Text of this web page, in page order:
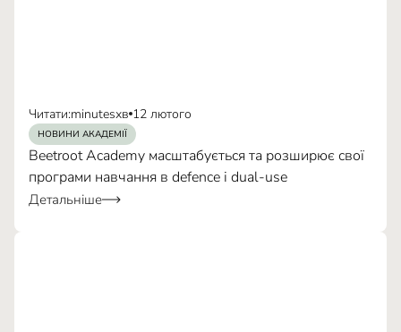
Читати:minutesхв 12 лютого
НОВИНИ АКАДЕМІЇ
Beetroot Academy масштабується та розширює свої
програми навчання в defence і dual-use
Детальніше